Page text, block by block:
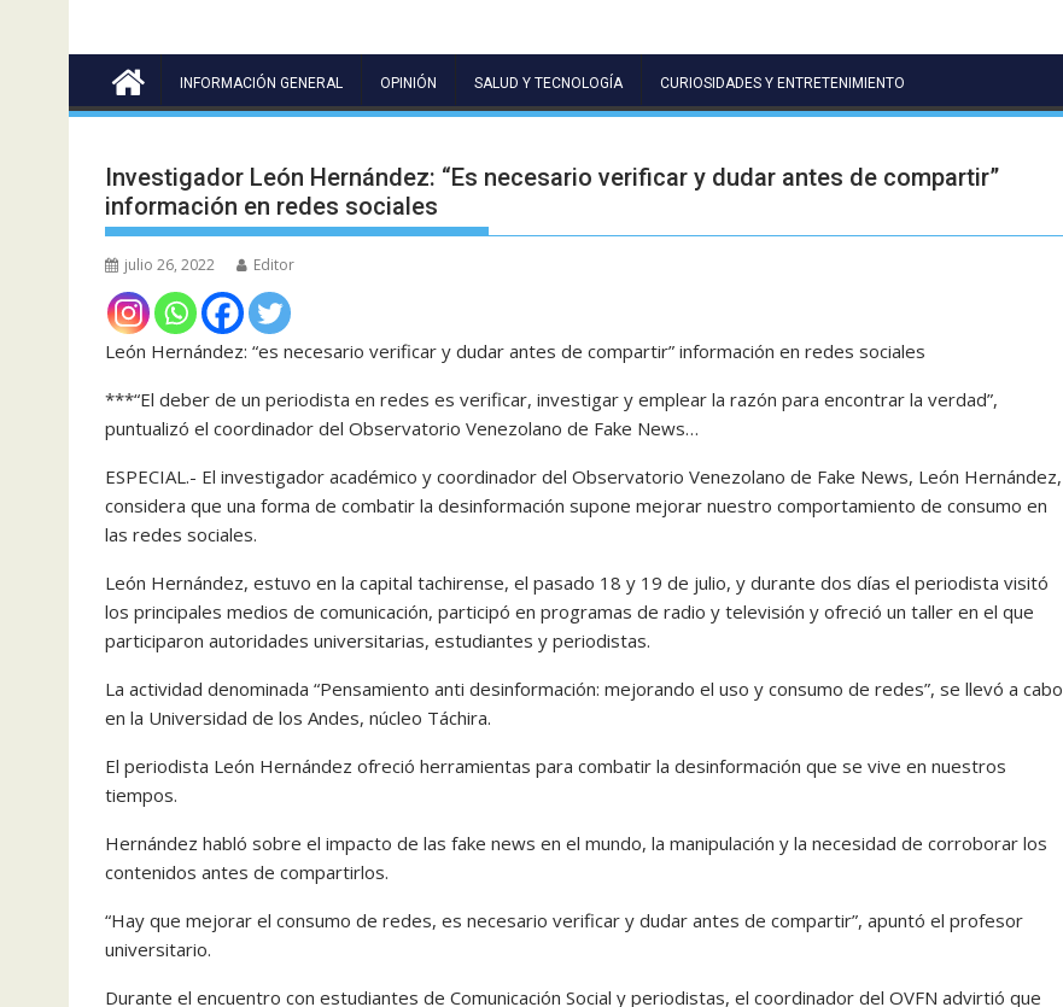
INFORMACIÓN GENERAL OPINIÓN SALUD Y TECNOLOGÍA CURIOSIDADES Y ENTRETENIMIENTO
Investigador León Hernández: “Es necesario verificar y dudar antes de compartir”
información en redes sociales
julio 26, 2022 Editor
León Hernández: “es necesario verificar y dudar antes de compartir” información en redes sociales
***“El deber de un periodista en redes es verificar, investigar y emplear la razón para encontrar la verdad”,
puntualizó el coordinador del Observatorio Venezolano de Fake News…
ESPECIAL.- El investigador académico y coordinador del Observatorio Venezolano de Fake News, León Hernández,
considera que una forma de combatir la desinformación supone mejorar nuestro comportamiento de consumo en
las redes sociales.
León Hernández, estuvo en la capital tachirense, el pasado 18 y 19 de julio, y durante dos días el periodista visitó
los principales medios de comunicación, participó en programas de radio y televisión y ofreció un taller en el que
participaron autoridades universitarias, estudiantes y periodistas.
La actividad denominada “Pensamiento anti desinformación: mejorando el uso y consumo de redes”, se llevó a cabo
en la Universidad de los Andes, núcleo Táchira.
El periodista León Hernández ofreció herramientas para combatir la desinformación que se vive en nuestros
tiempos.
Hernández habló sobre el impacto de las fake news en el mundo, la manipulación y la necesidad de corroborar los
contenidos antes de compartirlos.
“Hay que mejorar el consumo de redes, es necesario verificar y dudar antes de compartir”, apuntó el profesor
universitario.
Durante el encuentro con estudiantes de Comunicación Social y periodistas, el coordinador del OVFN advirtió que